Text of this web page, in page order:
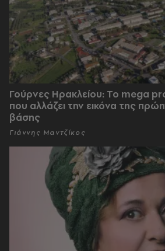
Γούρνες Ηρακλείου: To mega
που αλλάζει την εικόνα της
βάσης
Γιάννης Μαντζίκος